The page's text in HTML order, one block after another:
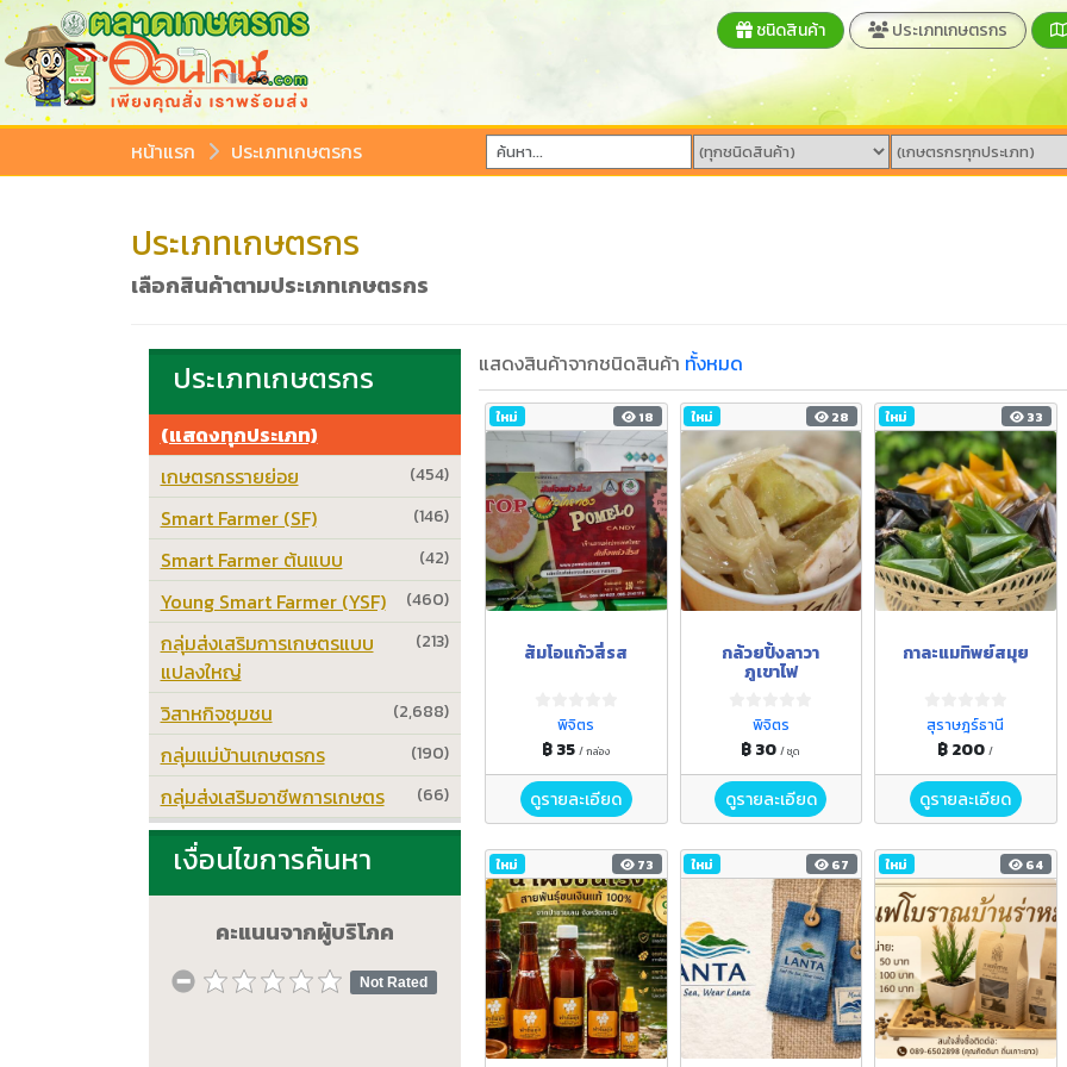
ชนิดสินค้า ประเภทเกษตรกร
หน้าแรก ประเภทเกษตรกร
ประเภทเกษตรกร
เลือกสินค้าตามประเภทเกษตรกร
แสดงสินค้าจากชนิดสินค้า ทั้งหมด
ใหม่ 18
ส้มโอแก้วสี่รส
พิจิตร
฿ 35 / กล่อง
ดูรายละเอียด
ใหม่ 28
กล้วยปิ้งลาวา
ภูเขาไฟ
พิจิตร
฿ 30/ ชุด
ดูรายละเอียด
ใหม่ 33
กาละแมทิพย์สมุย
สุราษฎร์ธานี
฿ 200/
ดูรายละเอียด
ใหม่ 73 ใหม่ 67 ใหม่ 64
ประเภทเกษตรกร
(แสดงทุกประเภท)
(454)
เกษตรกรรายย่อย
(146)
Smart Farmer (SF)
(42)
Smart Farmer ต้นแบบ
(460)
Young Smart Farmer (YSF)
(213)
กลุ่มส่งเสริมการเกษตรแบบ
แปลงใหญ่
(2,688)
วิสาหกิจชุมชน
(190)
กลุ่มแม่บ้านเกษตรกร
(66)
กลุ่มส่งเสริมอาชีพการเกษตร
เงื่อนไขการค้นหา
คะแนนจากผู้บริโภค
Not Rated